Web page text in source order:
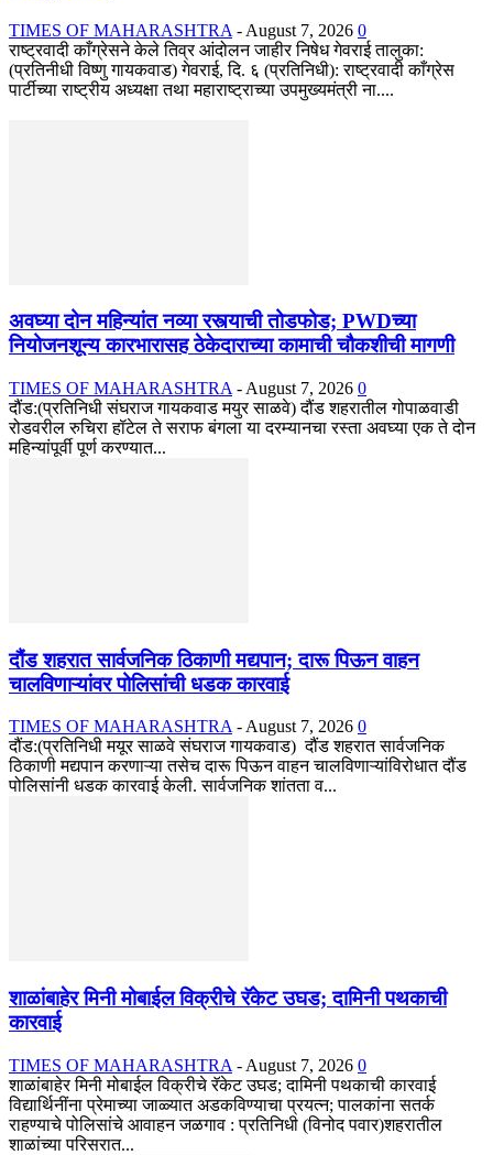
TIMES OF MAHARASHTRA - August 7, 2026 0
राष्ट्रवादी काँग्रेसने केले तिव्र आंदोलन जाहीर निषेध गेवराई तालुका:
(प्रतिनीधी विष्णु गायकवाड) गेवराई, दि. ६ (प्रतिनिधी): राष्ट्रवादी काँग्रेस
पार्टीच्या राष्ट्रीय अध्यक्षा तथा महाराष्ट्राच्या उपमुख्यमंत्री ना....
अवघ्या दोन महिन्यांत नव्या रस्त्याची तोडफोड; PWDच्या
नियोजनशून्य कारभारासह ठेकेदाराच्या कामाची चौकशीची मागणी
TIMES OF MAHARASHTRA - August 7, 2026 0
दौंड:(प्रतिनिधी संघराज गायकवाड मयुर साळवे) दौंड शहरातील गोपाळवाडी
रोडवरील रुचिरा हॉटेल ते सराफ बंगला या दरम्यानचा रस्ता अवघ्या एक ते दोन
महिन्यांपूर्वी पूर्ण करण्यात...
दौंड शहरात सार्वजनिक ठिकाणी मद्यपान; दारू पिऊन वाहन
चालविणाऱ्यांवर पोलिसांची धडक कारवाई
TIMES OF MAHARASHTRA - August 7, 2026 0
दौंड:(प्रतिनिधी मयूर साळवे संघराज गायकवाड) दौंड शहरात सार्वजनिक
ठिकाणी मद्यपान करणाऱ्या तसेच दारू पिऊन वाहन चालविणाऱ्यांविरोधात दौंड
पोलिसांनी धडक कारवाई केली. सार्वजनिक शांतता व...
शाळांबाहेर मिनी मोबाईल विक्रीचे रॅकेट उघड; दामिनी पथकाची
कारवाई
TIMES OF MAHARASHTRA - August 7, 2026 0
शाळांबाहेर मिनी मोबाईल विक्रीचे रॅकेट उघड; दामिनी पथकाची कारवाई
विद्यार्थिनींना प्रेमाच्या जाळ्यात अडकविण्याचा प्रयत्न; पालकांना सतर्क
राहण्याचे पोलिसांचे आवाहन जळगाव : प्रतिनिधी (विनोद पवार)शहरातील
शाळांच्या परिसरात...